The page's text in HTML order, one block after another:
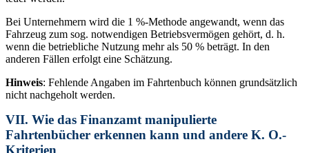
Bei Unternehmern wird die 1 %-Methode angewandt, wenn das
Fahrzeug zum sog. notwendigen Betriebsvermögen gehört, d. h.
wenn die betriebliche Nutzung mehr als 50 % beträgt. In den
anderen Fällen erfolgt eine Schätzung.
Hinweis: Fehlende Angaben im Fahrtenbuch können grundsätzlich
nicht nachgeholt werden.
VII. Wie das Finanzamt manipulierte
Fahrtenbücher erkennen kann und andere K. O.-
Kriterien